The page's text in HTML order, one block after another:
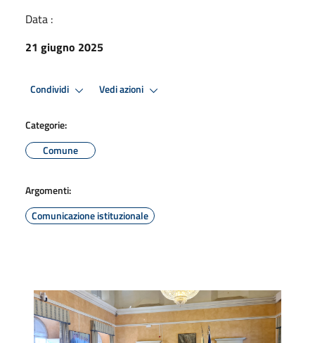
Data :
21 giugno 2025
Condividi Vedi azioni
Categorie:
Comune
Argomenti:
Comunicazione istituzionale